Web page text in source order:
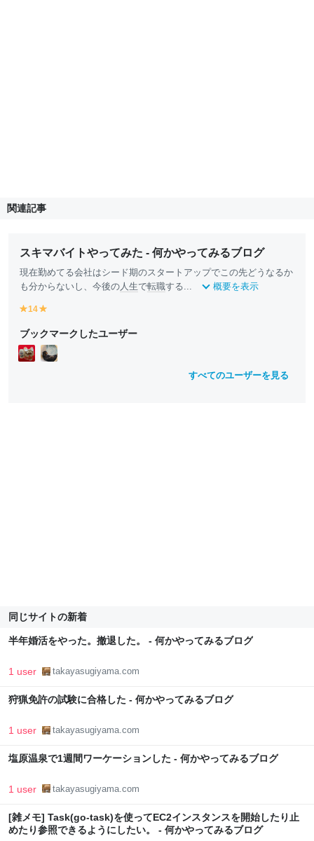
関連記事
スキマバイトやってみた - 何かやってみるブログ
現在勤めてる会社はシード期のスタートアップでこの先どうなるか
も分からないし、今後の人生で転職する... 概要を表示
y
ll
o
w
14
ll
o
w
ブックマークしたユーザー
すべてのユーザーを見る
同じサイトの新着
半年婚活をやった。撤退した。 - 何かやってみるブログ
1 user takayasugiyama.com
狩猟免許の試験に合格した - 何かやってみるブログ
1 user takayasugiyama.com
塩原温泉で1週間ワーケーションした - 何かやってみるブログ
1 user takayasugiyama.com
[雑メモ] Task(go-task)を使ってEC2インスタンスを開始したり止
めたり参照できるようにしたい。 - 何かやってみるブログ